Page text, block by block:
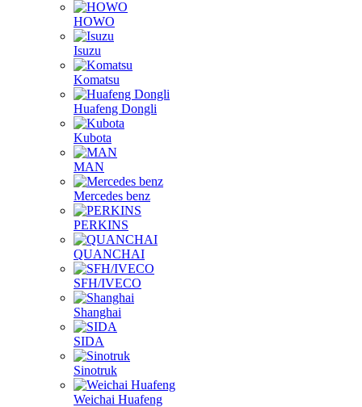
HOWO
Isuzu
Komatsu
Huafeng Dongli
Kubota
MAN
Mercedes benz
PERKINS
QUANCHAI
SFH/IVECO
Shanghai
SIDA
Sinotruk
Weichai Huafeng